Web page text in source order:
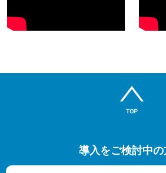
導入をご検討中の